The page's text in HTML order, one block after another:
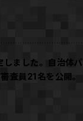
ました。自治体
査員21名を公開。